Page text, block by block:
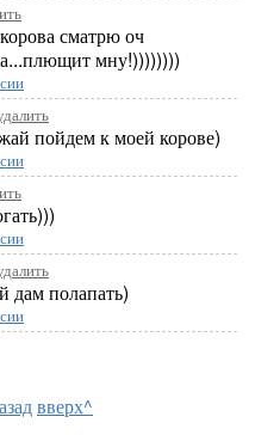
сматрю оч
мну!))))))))
пойдем к моей корове)
дам полапать)
вверх^